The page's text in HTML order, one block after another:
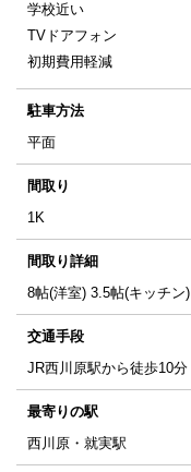
学校近い
TVドアフォン
初期費用軽減
駐車方法
平面
間取り
1K
間取り詳細
8帖(洋室) 3.5帖(キッチン)
交通手段
JR西川原駅から徒歩10分
最寄りの駅
西川原・就実駅